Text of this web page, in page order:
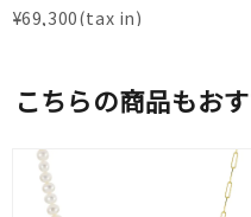
¥69,300
こちらの商品もお